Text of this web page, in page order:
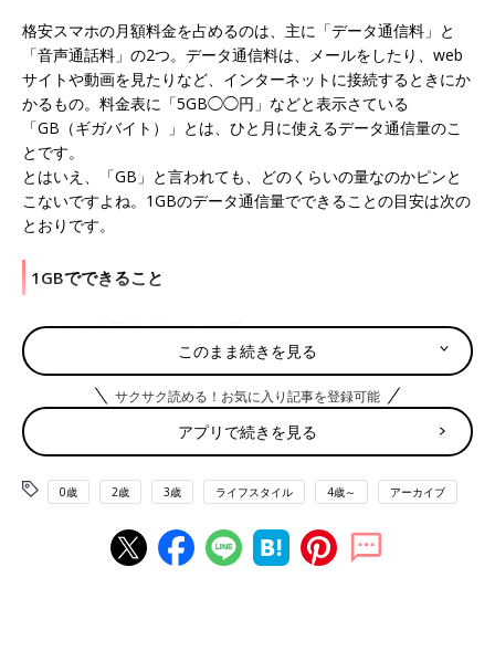
格安スマホの月額料金を占めるのは、主に「データ通信料」と
「音声通話料」の2つ。データ通信料は、メールをしたり、web
サイトや動画を見たりなど、インターネットに接続するときにか
かるもの。料金表に「5GB◯◯円」などと表示さている
「GB（ギガバイト）」とは、ひと月に使えるデータ通信量のこ
とです。
とはいえ、「GB」と言われても、どのくらいの量なのかピンと
こないですよね。1GBのデータ通信量でできることの目安は次の
とおりです。
1GBでできること
●メールの送受信＝約200,000通
※1通＝300文字程度のテキストメール（5KB）の場合
●WEBサイトの閲覧＝約3,000ページ
※ニュースサイトなど
※約5分（10MB）の動画を90本程度
格安スマホのサービスを提供している会社は20社以上あります
が、ほとんどの会社は、ドコモの通信・通話回線を借りていま
このまま続きを見る
サクサク読める！お気に入り記事を登録可能
アプリで続きを見る
0歳 2歳 3歳 ライフスタイル 4歳～ アーカイブ